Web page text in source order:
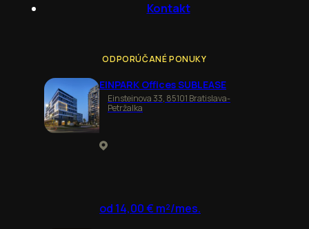
Kontakt
ODPORÚČANÉ PONUKY
EINPARK Offices SUBLEASE
Einsteinova 33, 85101 Bratislava-
Petržalka
od 14,00 € m²/mes.